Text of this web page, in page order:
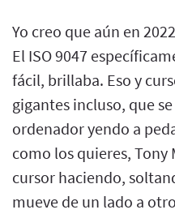
Yo creo que aún en
El ISO 9047
fácil, brillaba. Eso y
gigantes incluso, que
ordenador yendo a
como los quieres, Tony
cursor haciendo,
mueve de un lado a